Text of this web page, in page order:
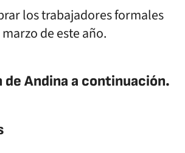
los trabajadores formales
de este año.
Andina a continuación.